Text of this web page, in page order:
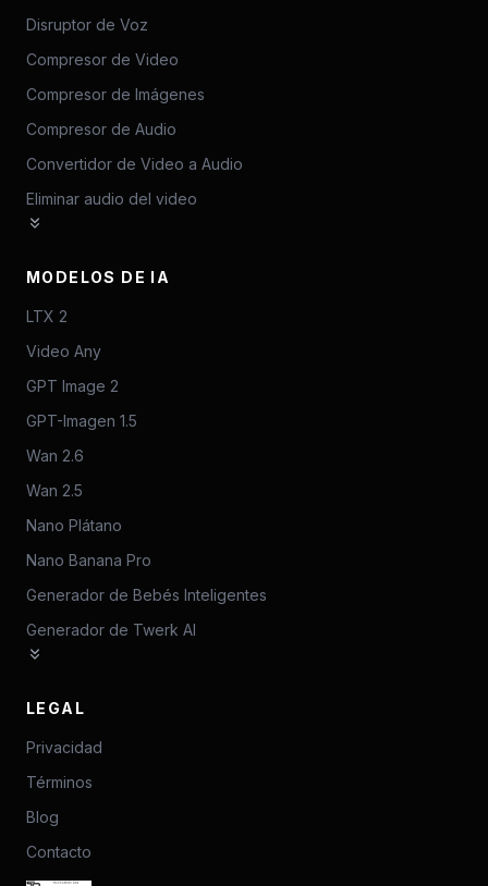
Disruptor de Voz
Compresor de Video
Compresor de Imágenes
Compresor de Audio
Convertidor de Video a Audio
Eliminar audio del video
MODELOS DE IA
LTX 2
Video Any
GPT Image 2
GPT-Imagen 1.5
Wan 2.6
Wan 2.5
Nano Plátano
Nano Banana Pro
Generador de Bebés Inteligentes
Generador de Twerk AI
LEGAL
Privacidad
Términos
Blog
Contacto